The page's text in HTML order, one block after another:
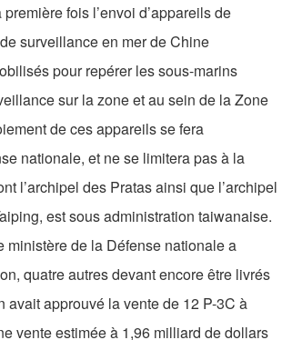
fois l’envoi d’appareils de
surveillance en mer de Chine
pour repérer les sous-marins
sur la zone et au sein de la Zone
de ces appareils se fera
nationale, et ne se limitera pas à la
l’archipel des Pratas ainsi que l’archipel
est sous administration taiwanaise.
ministère de la Défense nationale a
quatre autres devant encore être livrés
avait approuvé la vente de 12 P-3C à
vente estimée à 1,96 milliard de dollars